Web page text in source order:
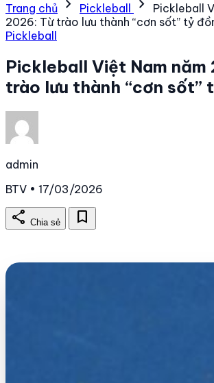
Trang chủ chevron_right Pickleball chevron_right
Pickleball
2026: Từ trào lưu thành “cơn sốt” tỷ
Pickleball
Pickleball Việt Nam năm
trào lưu thành “cơn sốt”
admin
BTV • 17/03/2026
share Chia sẻ bookmark